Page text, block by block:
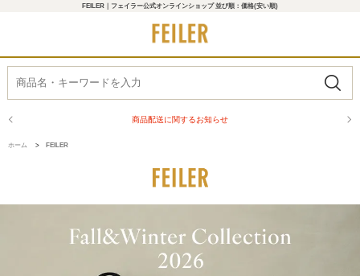
FEILER｜フェイラー公式オンラインショップ 並び順：価格(安い順)
商品配送に関するお知らせ
ホーム > FEILER